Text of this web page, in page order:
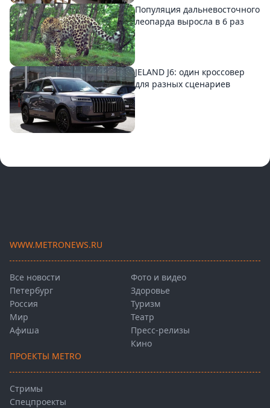
Популяция дальневосточного
леопарда выросла в 6 раз
JELAND J6: один кроссовер
для разных сценариев
WWW.METRONEWS.RU
Все новости
Петербург
Россия
Мир
Афиша
Фото и видео
Здоровье
Туризм
Театр
Пресс-релизы
Кино
ПРОЕКТЫ METRO
Стримы
Спецпроекты